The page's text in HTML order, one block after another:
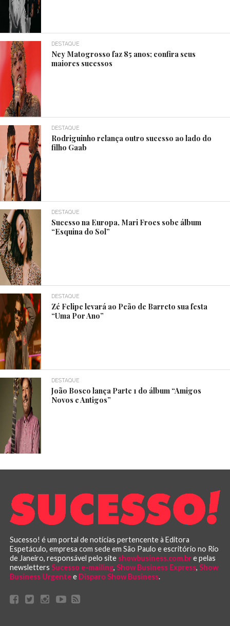
DESTAQUE
Ney Matogrosso faz 85 anos; confira seus
maiores sucessos
DESTAQUE
Rodriguinho relança outro sucesso ao lado do
filho Gaab
DESTAQUE
Sucesso na Europa, Mari Froes sobe álbum
“Esquina do Sol”
DESTAQUE
Zé Felipe levará ao Peão de Barreto sua festa
“Uma Por Ano”
DESTAQUE
João Bosco lança Parte 1 do álbum “Amigos
Novos e Antigos”
Sucesso! é um portal de notícias pertencente à Editora
Espetáculo, empresa com sede em São Paulo e escritório no Rio
de Janeiro, responsável pelo site showbusiness.com.bre pelas
newsletters Sucesso e-mailing, Show Business Express, Show
Business Urgentee Disparo Show Business.